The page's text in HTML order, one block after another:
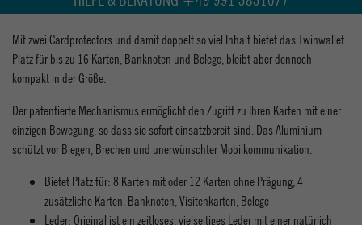
Mit zwei Cardprotectors und damit doppelt so viel Inhalt bietet das Twinwallet
Platz für bis zu 16 Karten, Banknoten und Belege, bleibt aber dennoch
kompakt in der Größe.
Der patentierte Mechanismus ermöglicht den Zugriff zu Ihren Karten mit einer
einzigen Bewegung, so dass sie sofort einsatzbereit sind. Das Aluminium
schützt vor Biegen, Brechen und unerwünschter Mobilkommunikation.
Bietet Platz für: 8 Karten mit oder 12 Karten ohne Prägung, 4
zusätzliche Karten, Banknoten, Visitenkarten, Belege
Leder: Original ist ein zeitloses, vielseitiges Leder mit einer natürlich